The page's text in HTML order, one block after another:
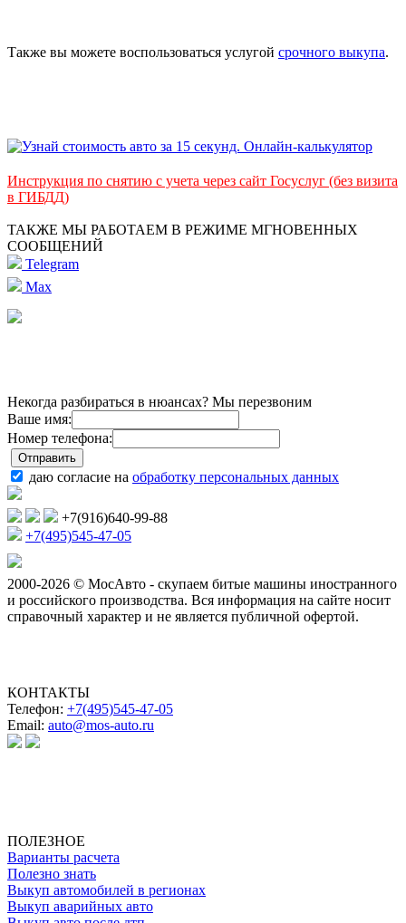
Также вы можете воспользоваться услугой срочного выкупа.
Инструкция по снятию с учета через сайт Госуслуг (без визита
в ГИБДД)
ТАКЖЕ МЫ РАБОТАЕМ В РЕЖИМЕ МГНОВЕННЫХ
СООБЩЕНИЙ
Telegram
Max
Некогда разбираться в нюансах? Мы перезвоним
Ваше имя:
Номер телефона:
даю согласие на обработку персональных данных
+7(916)640-99-88
+7(495)545-47-05
2000-2026 © МосАвто - скупаем битые машины иностранного
и российского производства. Вся информация на сайте носит
справочный характер и не является публичной офертой.
КОНТАКТЫ
Телефон: +7(495)545-47-05
Email: auto@mos-auto.ru
ПОЛЕЗНОЕ
Варианты расчета
Полезно знать
Выкуп автомобилей в регионах
Выкуп аварийных авто